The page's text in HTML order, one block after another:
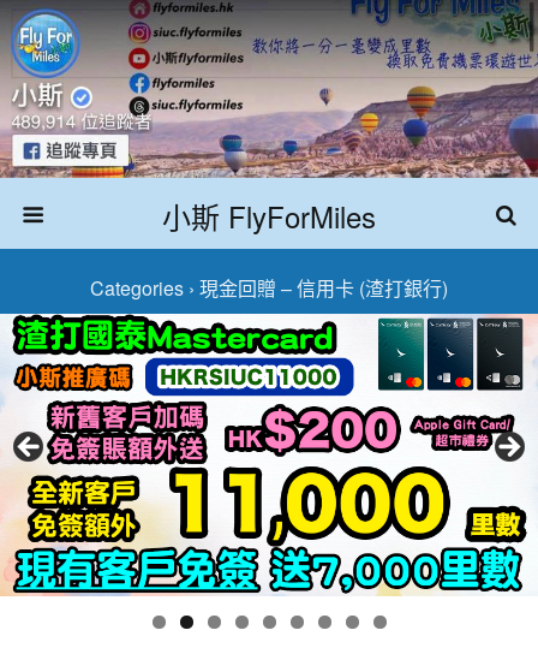
小斯 FlyForMiles
Categories › 現金回贈 – 信用卡 (渣打銀行)